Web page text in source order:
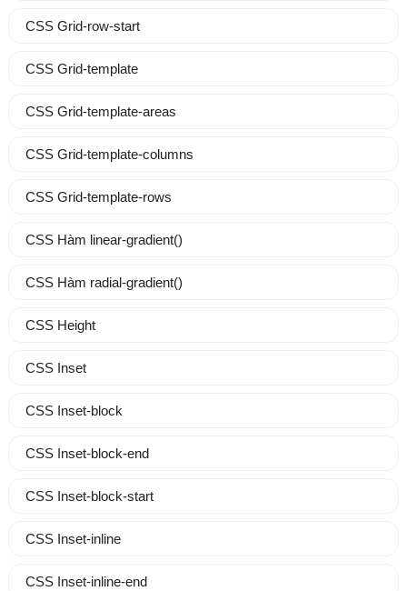
CSS Grid-row-start
CSS Grid-template
CSS Grid-template-areas
CSS Grid-template-columns
CSS Grid-template-rows
CSS Hàm linear-gradient()
CSS Hàm radial-gradient()
CSS Height
CSS Inset
CSS Inset-block
CSS Inset-block-end
CSS Inset-block-start
CSS Inset-inline
CSS Inset-inline-end